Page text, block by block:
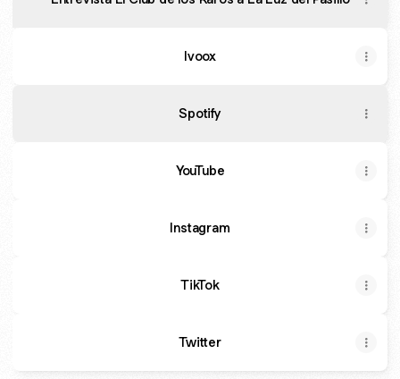
Ivoox
Spotify
YouTube
Instagram
TikTok
Twitter